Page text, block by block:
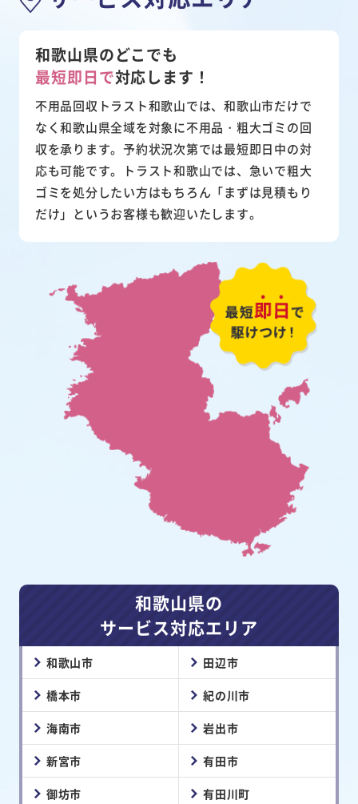
和歌山県のどこでも
最短即日で対応します！
不用品回収トラスト和歌山では、和歌山市だけで
なく和歌山県全域を対象に不用品・粗大ゴミの回
収を承ります。予約状況次第では最短即日中の対
応も可能です。トラスト和歌山では、急いで粗大
ゴミを処分したい方はもちろん「まずは見積もり
だけ」というお客様も歓迎いたします。
和歌山県の
サービス対応エリア
和歌山市 田辺市
橋本市 紀の川市
海南市 岩出市
新宮市 有田市
御坊市 有田川町